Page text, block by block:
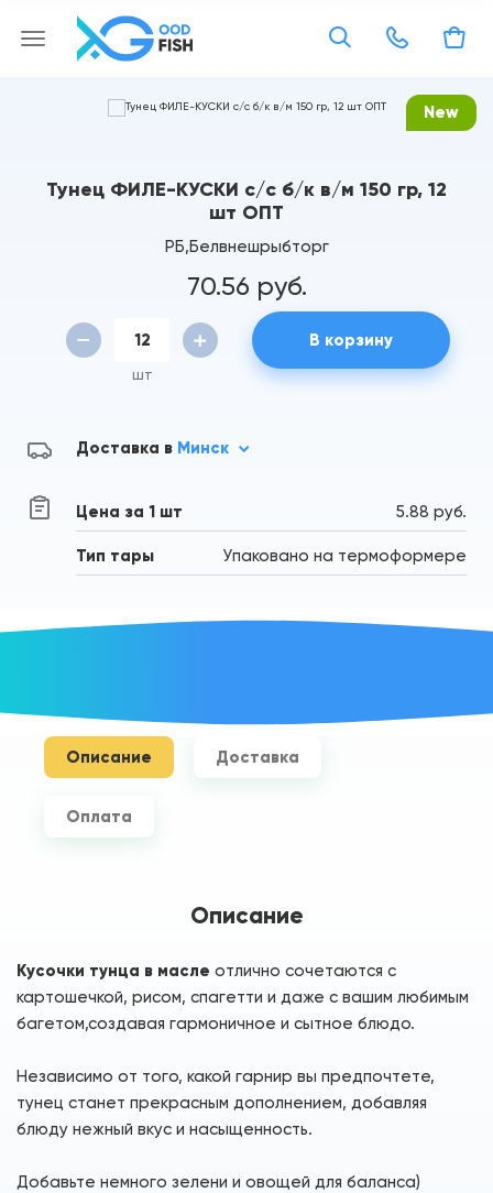
New
Тунец ФИЛЕ-КУСКИ с/с б/к в/м 150 гр, 12
шт ОПТ
РБ,Белвнешрыбторг
70.56 руб.
шт
В корзину
Доставка в Минск
Цена за 1 шт 5.88 руб.
Тип тары Упаковано на термоформере
Описание Доставка
Оплата
Описание
Кусочки тунца в масле отлично сочетаются с
картошечкой, рисом, спагетти и даже с вашим любимым
багетом,создавая гармоничное и сытное блюдо.
Независимо от того, какой гарнир вы предпочтете,
тунец станет прекрасным дополнением, добавляя
блюду нежный вкус и насыщенность.
Добавьте немного зелени и овощей для баланса)